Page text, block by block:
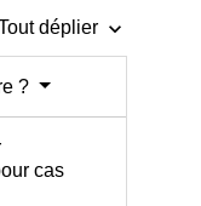
déplier keyboard_arrow_down
?
cas